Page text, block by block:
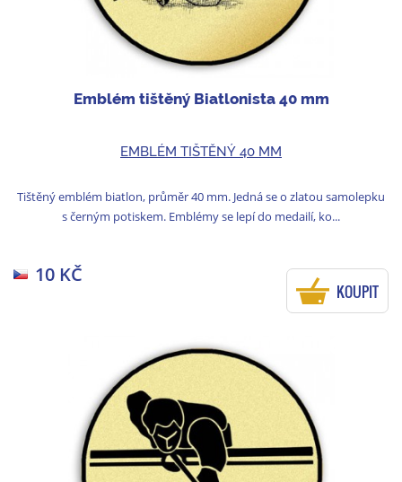
Emblém tištěný Biatlonista 40 mm
EMBLÉM TIŠTĚNÝ 40 MM
Tištěný emblém biatlon, průměr 40 mm. Jedná se o zlatou samolepku
s černým potiskem. Emblémy se lepí do medailí, ko...
10 KČ
KOUPIT